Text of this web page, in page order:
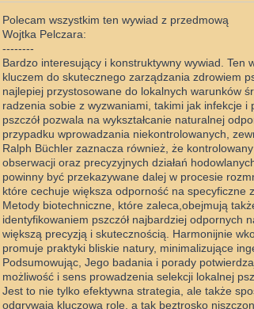
Polecam wszystkim ten wywiad z przedmową
Wojtka Pelczara:
--------
Bardzo interesujący i konstruktywny wywiad.
kluczem do skutecznego zarządzania zdrowiem
najlepiej przystosowane do lokalnych warunków
radzenia sobie z wyzwaniami, takimi jak infekcje i
pszczół pozwala na wykształcanie naturalnej
przypadku wprowadzania niekontrolowanych,
Ralph Büchler zaznacza również, że
obserwacji oraz precyzyjnych działań
powinny być przekazywane dalej w procesie
które cechuje większa odporność na specyficzne
Metody biotechniczne, które zaleca,obejmują
identyfikowaniem pszczół najbardziej odpornych
większą precyzją i skutecznością. Harmonijnie
promuje praktyki bliskie natury, minimalizujące
Podsumowując, Jego badania i porady
możliwość i sens prowadzenia selekcji lokalnej
Jest to nie tylko efektywna strategia, ale także
odgrywają kluczową rolę, a tak beztrosko